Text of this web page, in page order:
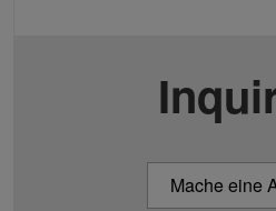
Mache eine